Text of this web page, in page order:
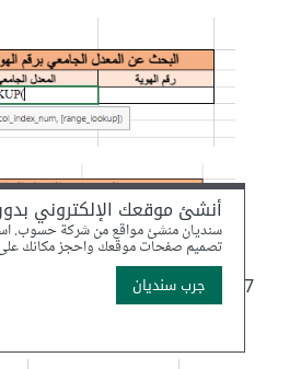
ستلاحظ أن نتيجة الدالة هي